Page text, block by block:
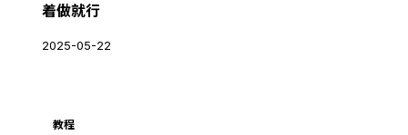
着做就行
2025-05-22
教程